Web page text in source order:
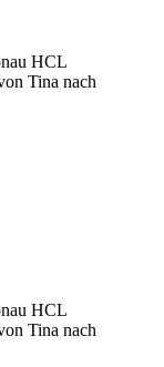
HCL
Tina nach
HCL
Tina nach